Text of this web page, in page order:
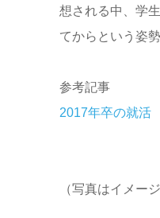
想される中、学
てからという姿
参考記事
2017年卒の就活
（写真はイメージ